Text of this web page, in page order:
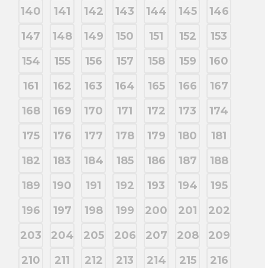
140
141 142 143 144 145
146
147
148 149 150 151 152
153
154
155 156 157 158 159
160
161
162 163 164 165 166
167
168
169 170 171 172 173
174
175
176 177 178 179 180
181
182
183 184 185 186 187
188
189
190 191 192 193 194
195
196
197 198 199 200 201
202
203
204 205 206 207 208
209
210
211 212 213 214 215
216